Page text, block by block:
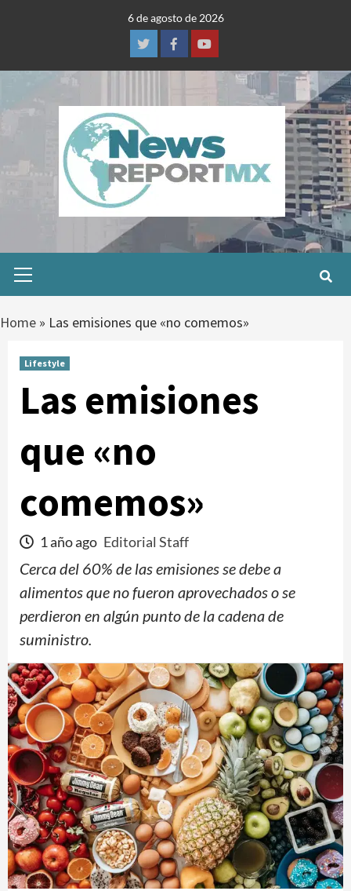
6 de agosto de 2026
TwitterFacebookYoutube
Menu
Home » Las emisiones que «no comemos»
Lifestyle
Las emisiones
que «no
comemos»
1 año ago Editorial Staff
Cerca del 60% de las emisiones se debe a
alimentos que no fueron aprovechados o se
perdieron en algún punto de la cadena de
suministro.